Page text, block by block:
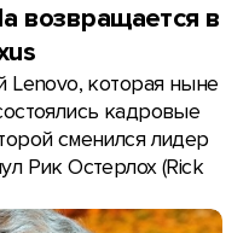
возвращается в
Lenovo, которая ныне
кадровые
сменился лидер
Рик Остерлох (Rick